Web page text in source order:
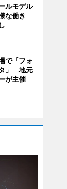
ルモデル
な働き
で「フォ
」 地元
が主催